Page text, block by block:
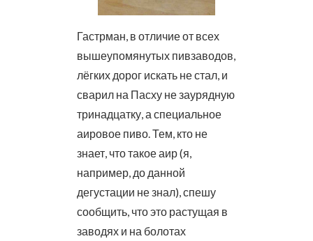
Гастрман, в отличие от всех
вышеупомянутых пивзаводов,
лёгких дорог искать не стал, и
сварил на Пасху не заурядную
тринадцатку, а специальное
аировое пиво. Тем, кто не
знает, что такое аир (я,
например, до данной
дегустации не знал), спешу
сообщить, что это растущая в
заводях и на болотах